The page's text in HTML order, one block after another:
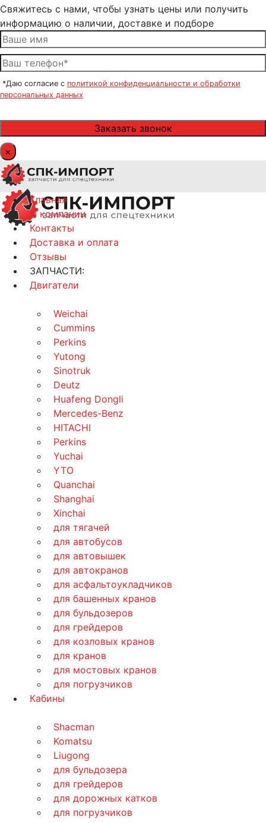
Свяжитесь с нами, чтобы узнать цены или получить
информацию о наличии, доставке и подборе
*Даю согласие с политикой конфиденциальности и обработки
персональных данных
×
Главная
О компании
Контакты
Доставка и оплата
Отзывы
ЗАПЧАСТИ:
Двигатели
Weichai
Cummins
Perkins
Yutong
Sinotruk
Deutz
Huafeng Dongli
Mercedes-Benz
HITACHI
Perkins
Yuchai
YTO
Quanchai
Shanghai
Xinchai
для тягачей
для автобусов
для автовышек
для автокранов
для асфальтоукладчиков
для башенных кранов
для бульдозеров
для грейдеров
для козловых кранов
для кранов
для мостовых кранов
для погрузчиков
Кабины
Shacman
Komatsu
Liugong
для бульдозера
для грейдеров
для дорожных катков
для погрузчиков